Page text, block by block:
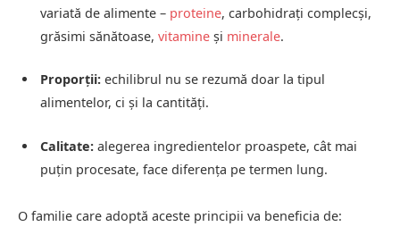
variată de alimente – proteine, carbohidrați complecși,
grăsimi sănătoase, vitamine și minerale.
Proporții: echilibrul nu se rezumă doar la tipul
alimentelor, ci și la cantități.
Calitate: alegerea ingredientelor proaspete, cât mai
puțin procesate, face diferența pe termen lung.
O familie care adoptă aceste principii va beneficia de: